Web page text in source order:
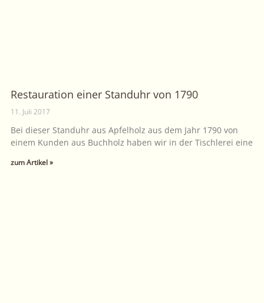
Restauration einer Standuhr von 1790
11. Juli 2017
Bei dieser Standuhr aus Apfelholz aus dem Jahr 1790 von
einem Kunden aus Buchholz haben wir in der Tischlerei eine
zum Artikel »